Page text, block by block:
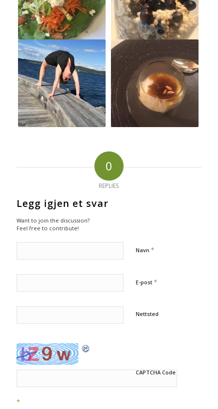
0
REPLIES
Legg igjen et svar
Want to join the discussion?
Feel free to contribute!
Navn *
E-post *
Nettsted
CAPTCHA Code
*